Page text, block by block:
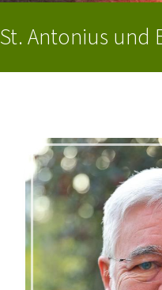
St. Antonius und